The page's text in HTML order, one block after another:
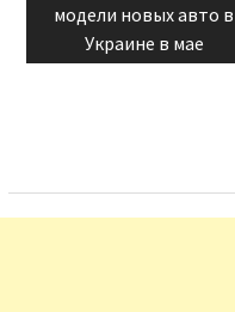
записям
post:
модели новых авто в
Украине в мае